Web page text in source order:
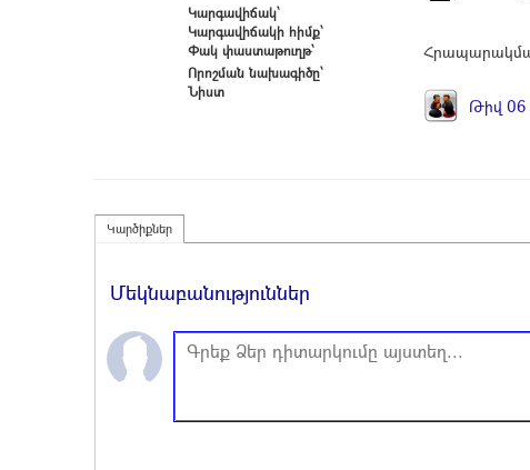
Կարգավիճակ՝
Կարգավիճակի հիմք՝
Փակ փաստաթուղթ՝
Որոշման նախագիծը՝
Նիստ
Թիվ 06
Կարծիքներ
Մեկնաբանություններ